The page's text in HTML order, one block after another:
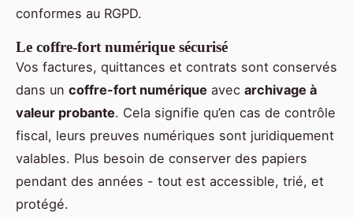
conformes au RGPD.
Le coffre-fort numérique sécurisé
Vos factures, quittances et contrats sont conservés
dans un coffre-fort numérique avec archivage à
valeur probante. Cela signifie qu’en cas de contrôle
fiscal, leurs preuves numériques sont juridiquement
valables. Plus besoin de conserver des papiers
pendant des années - tout est accessible, trié, et
protégé.